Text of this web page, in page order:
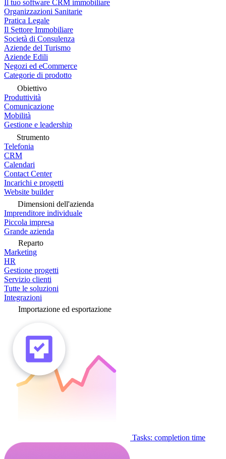
Il tuo software CRM immobiliare
Organizzazioni Sanitarie
Pratica Legale
Il Settore Immobiliare
Società di Consulenza
Aziende del Turismo
Aziende Edili
Negozi ed eCommerce
Categorie di prodotto
Obiettivo
Produttività
Comunicazione
Mobilità
Gestione e leadership
Strumento
Telefonia
CRM
Calendari
Contact Center
Incarichi e progetti
Website builder
Dimensioni dell'azienda
Imprenditore individuale
Piccola impresa
Grande azienda
Reparto
Marketing
HR
Gestione progetti
Servizio clienti
Tutte le soluzioni
Integrazioni
Importazione ed esportazione
Tasks: completion time